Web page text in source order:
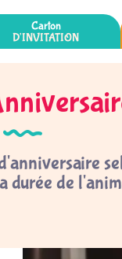
Carton
D'INVITATION
durée de